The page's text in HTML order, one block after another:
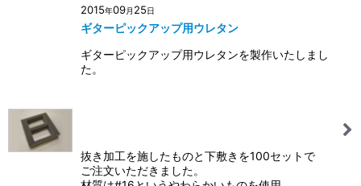
2015年09月 25日
ギターピックアップ用ウレタン
ギターピックアップ用ウレタンを製作いたしまし
た。
抜き加工を施したものと下敷きを100セットで
ご注文いただきました。